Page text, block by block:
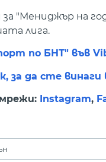
"Мениджър на
лига.
по БНТ" във
за да сте
Instagram,